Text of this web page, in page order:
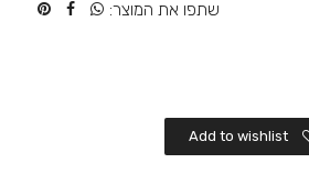
שתפו את המוצר:
Add to wishlist